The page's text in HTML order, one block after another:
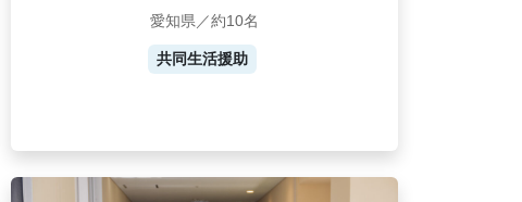
愛知県／約10名
共同生活援助